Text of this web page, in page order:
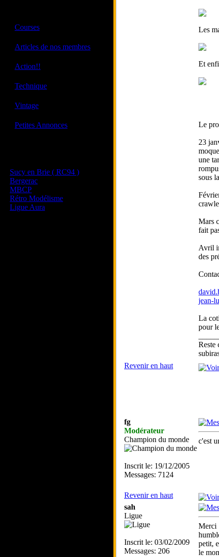
Courses
Articles de nos membres
Action!!
Technique
Vintage
Petites Annonces
Sucy en Brie ( RC94 )
Bergerac
MBCP
Rétro Modélisme
Ligue Aura
Les
Et
Le
23
une
sous
Mars
fait
Avril
des
jean-
La
pour
Reste
Revenir en haut
fg
Modérateur
Champion du monde
Inscrit le: 19/12/2005
Messages: 7124
c'est
Revenir en haut
sah
Ligue
Inscrit le: 03/02/2009
Messages: 206
Merci
petit,
le